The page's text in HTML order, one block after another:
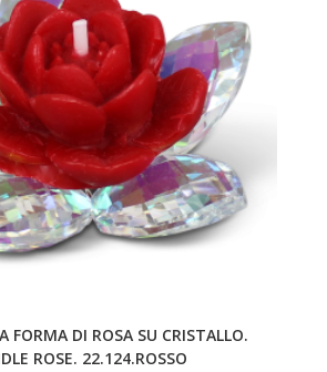
FORMA DI ROSA SU CRISTALLO.
ROSE. 22.124.ROSSO